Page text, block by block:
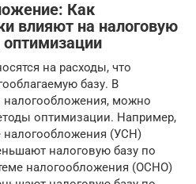
Как
влияют на налоговую
на расходы, что
базу. В
налогообложения, можно
оптимизации. Например,
налогообложения (УСН)
налоговую базу по
налогообложения (ОСНО)